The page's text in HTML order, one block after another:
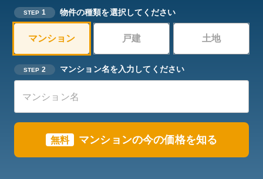
STEP 1 物件の種類を選択してください
マンション 戸建 土地
STEP 2 マンション名を入力してください
無料 マンションの今の価格を知る